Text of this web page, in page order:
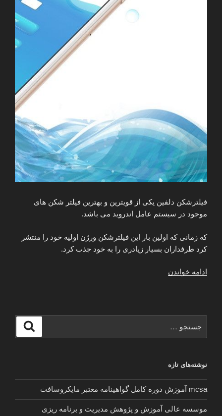
فیلترشکن دلفین یکی از قویترین و بهترین فیلتر شکن های
موجود در سیستم عامل اندروید می باشد.
که زمانی که اولین بار این فیلترشکن ورژن اولیه خود را منتشر
کرد طرفداران بسیار زیادری را به خود جذب کرد.
ادامه خواندن
برای
جستجو
نوشته‌های تازه
mcsa آموزش دوره کامل گواهینامه معتبر مایکروسافت
موسسه عالی آموزش و پژوهش مدیریت و برنامه ریزی